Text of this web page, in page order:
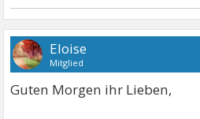
Eloise
Mitglied
Guten Morgen ihr Lieben,